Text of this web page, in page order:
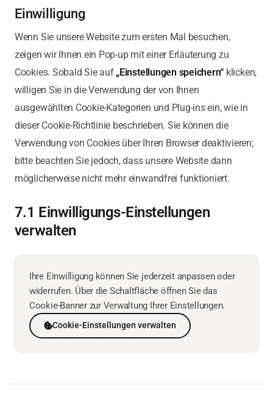
Einwilligung
Wenn Sie unsere Website zum ersten Mal besuchen,
zeigen wir Ihnen ein Pop-up mit einer Erläuterung zu
Cookies. Sobald Sie auf „Einstellungen speichern“ klicken,
willigen Sie in die Verwendung der von Ihnen
ausgewählten Cookie-Kategorien und Plug-ins ein, wie in
dieser Cookie-Richtlinie beschrieben. Sie können die
Verwendung von Cookies über Ihren Browser deaktivieren;
bitte beachten Sie jedoch, dass unsere Website dann
möglicherweise nicht mehr einwandfrei funktioniert.
7.1 Einwilligungs-Einstellungen
verwalten
Ihre Einwilligung können Sie jederzeit anpassen oder
widerrufen. Über die Schaltfläche öffnen Sie das
Cookie-Banner zur Verwaltung Ihrer Einstellungen.
Cookie-Einstellungen verwalten